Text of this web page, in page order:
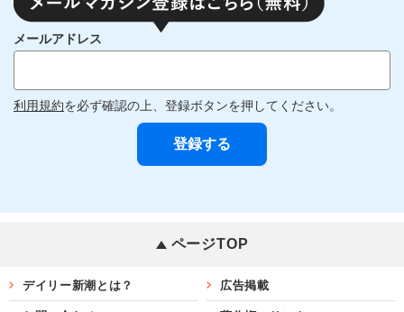
メールアドレス
利用規約を必ず確認の上、登録ボタンを押してください。
ページTOP
デイリー新潮とは？ 広告掲載